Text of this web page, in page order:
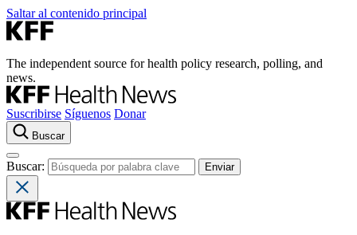
Saltar al contenido principal
The independent source for health policy research, polling, and
news.
Suscribirse Síguenos Donar
Buscar
Buscar: